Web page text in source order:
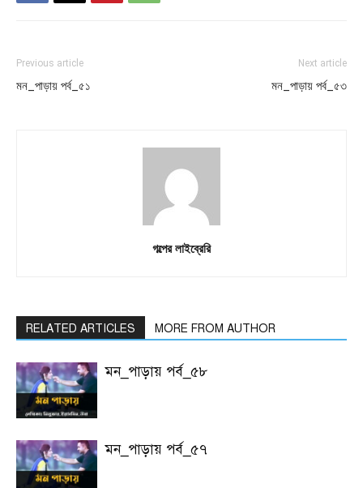
Previous article
মন_পাড়ায় পর্ব_৫১
Next article
মন_পাড়ায় পর্ব_৫৩
গল্পের লাইব্রেরি
RELATED ARTICLES MORE FROM AUTHOR
মন_পাড়ায় পর্ব_৫৮
মন_পাড়ায় পর্ব_৫৭